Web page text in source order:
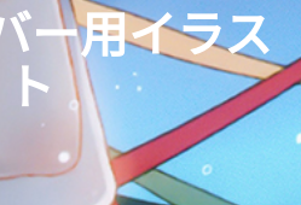
ー用イラス
ト